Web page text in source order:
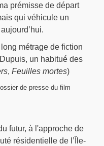
prémisse de départ
qui véhicule un
métrage de fiction
un habitué des
,Feuilles mortes)
de presse du film
futur, à l'approche de
résidentielle de l’Île-